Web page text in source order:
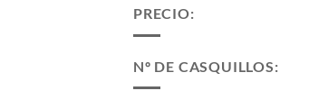
PRECIO:
Nº DE CASQUILLOS: